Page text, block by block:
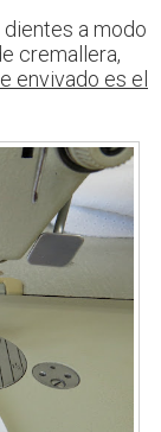
dientes a modo
cremallera,
envivado es el